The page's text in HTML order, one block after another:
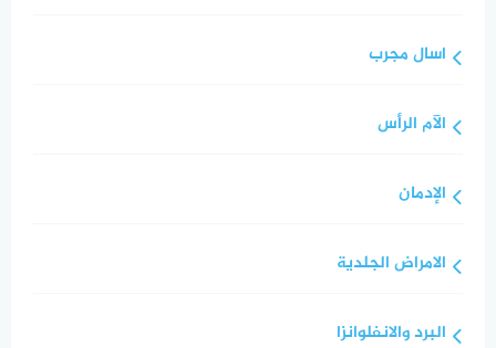
اسال مجرب
الآم الرأس
الإدمان
الامراض الجلدية
البرد والانفلوانزا